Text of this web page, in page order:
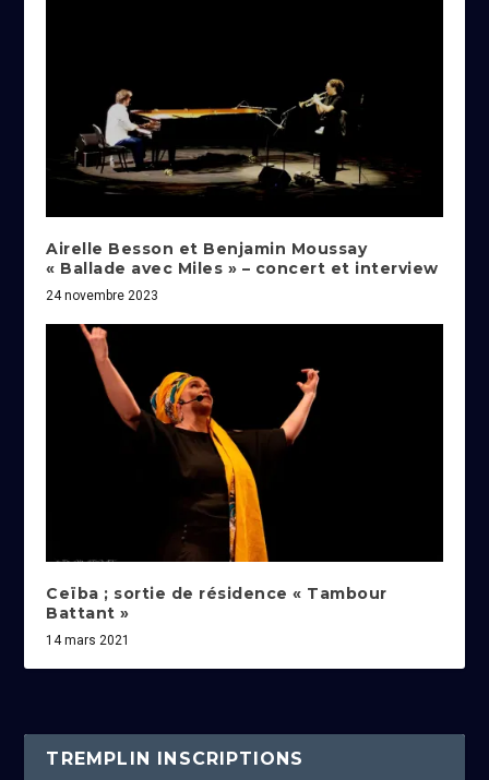
Airelle Besson et Benjamin Moussay
« Ballade avec Miles » – concert et interview
24 novembre 2023
Ceïba ; sortie de résidence « Tambour
Battant »
14 mars 2021
TREMPLIN INSCRIPTIONS